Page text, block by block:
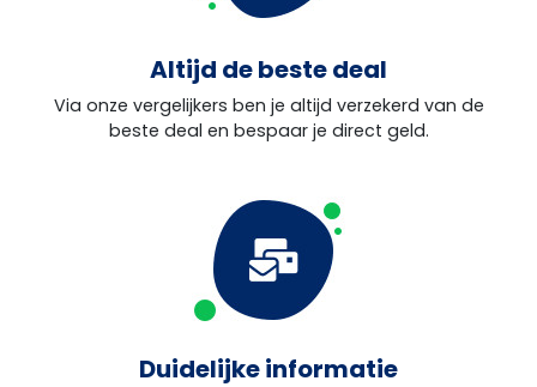
Altijd de beste deal
Via onze vergelijkers ben je altijd verzekerd van de
beste deal en bespaar je direct geld.
Duidelijke informatie